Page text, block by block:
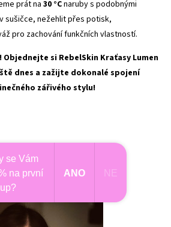
prát na 30 °Cnaruby s podobnými
sušičce, nežehlit přes potisk,
pro zachování funkčních vlastností.
si RebelSkin Kraťasy Lumen
dnes a zažijte dokonalé spojení
zářivého stylu!
Needles
se Vám
na první
ANO NE